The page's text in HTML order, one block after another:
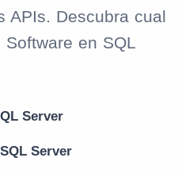
APIs. Descubra cual
en SQL
Server
Server